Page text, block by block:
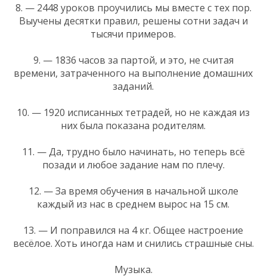
8. — 2448 уроков проучились мы вместе с тех пор.
Выучены десятки правил, решены сотни задач и
тысячи примеров.
9. — 1836 часов за партой, и это, не считая
времени, затраченного на выполнение домашних
заданий.
10. — 1920 исписанных тетрадей, но не каждая из
них была показана родителям.
11. — Да, трудно было начинать, но теперь всё
позади и любое задание нам по плечу.
12. — За время обучения в начальной школе
каждый из нас в среднем вырос на 15 см.
13. — И поправился на 4 кг. Общее настроение
весёлое. Хоть иногда нам и снились страшные сны.
Музыка.